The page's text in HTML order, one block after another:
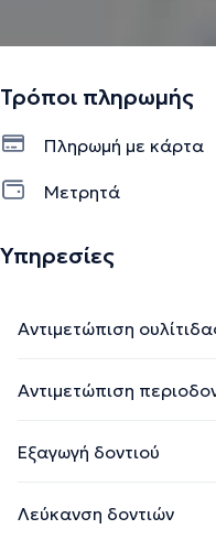
Τρόποι πληρωμής
Πληρωμή με κάρτα
Μετρητά
Υπηρεσίες
Αντιμετώπιση
Αντιμετώπιση
Εξαγωγή δοντιού
Λεύκανση δοντιών